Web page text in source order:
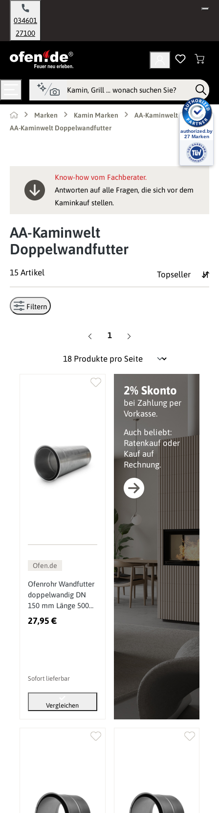
springen
034601
27100
Marken Kamin Marken
AA-Kaminwelt
AA-Kaminwelt Doppelwandfutter
Know-how vom Fachberater.
Antworten auf alle Fragen, die sich vor dem
Kaminkauf stellen.
AA-Kaminwelt
Doppelwandfutter
15 Artikel
Filtern
Seite
1
2% Skonto
bei Zahlung per
Vorkasse.
Auch beliebt:
Ratenkauf oder
Kauf auf
Rechnung.
Ofen.de
Ofenrohr Wandfutter
doppelwandig DN
150 mm Länge 500
mm kürzbar
27,95 €
Sofort lieferbar
Vergleichen